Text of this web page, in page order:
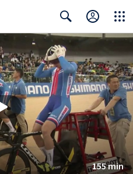
Search Close
155 min